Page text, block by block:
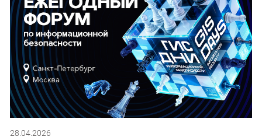
28.04.2026